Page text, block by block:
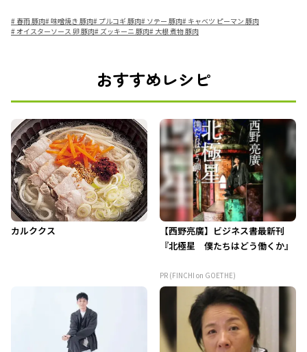
# 春雨 豚肉#味噌焼き 豚肉# プルコギ 豚肉# ソテー 豚肉# キャベツ ピーマン 豚肉
#オイスターソース 卵 豚肉# ズッキーニ 豚肉# 大根 煮物 豚肉
おすすめレシピ
カルククス
【西野亮廣】ビジネス書最新刊
『北極星 僕たちはどう働くか』
PR (FINCHI on GOETHE)